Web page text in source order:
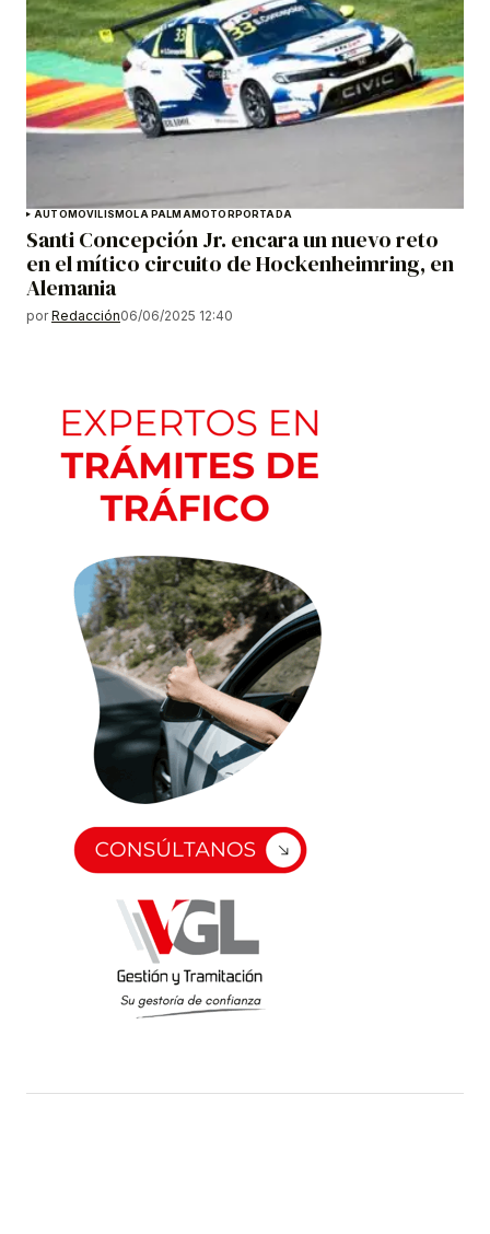
AUTOMOVILISMOLA PALMAMOTORPORTADA
Santi Concepción Jr. encara un nuevo reto
en el mítico circuito de Hockenheimring, en
Alemania
por Redacción06/06/2025 12:40